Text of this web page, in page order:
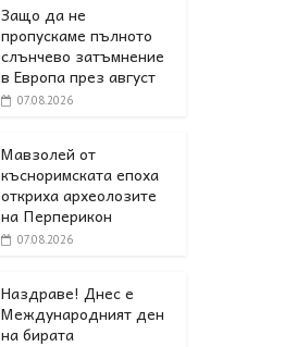
Защо да не
пропускаме пълното
слънчево затъмнение
в Европа през август
07.08.2026
Мавзолей от
късноримската епоха
откриха археолозите
на Перперикон
07.08.2026
Наздраве! Днес е
Международният ден
на бирата